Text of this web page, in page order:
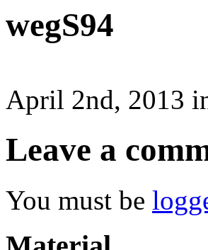
wegS94
April 2nd, 2013
Leave a
You must be